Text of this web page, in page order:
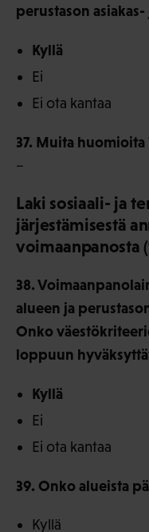
perustason
Kyllä
Ei
Ei ota kantaa
37. Muita huomioita
–
Laki sosiaali- ja
järjestämisestä
voimaanpanosta
38.
alueen ja
Onko
loppuun
Kyllä
Ei
Ei ota kantaa
39. Onko alueista
Kyllä